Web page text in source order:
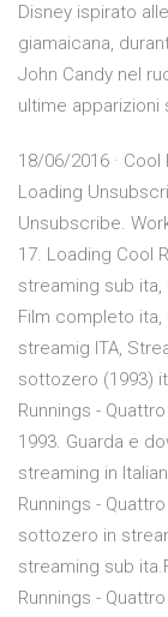
Disney ispirato
giamaicana,
John Candy nel
ultime apparizioni
18/06/2016 ·
Loading
Unsubscribe.
17. Loading Cool
streaming sub ita,
Film completo ita,
streamig ITA,
sottozero (1993)
Runnings -
1993. Guarda e
streaming in
Runnings -
sottozero in
streaming sub
Runnings -